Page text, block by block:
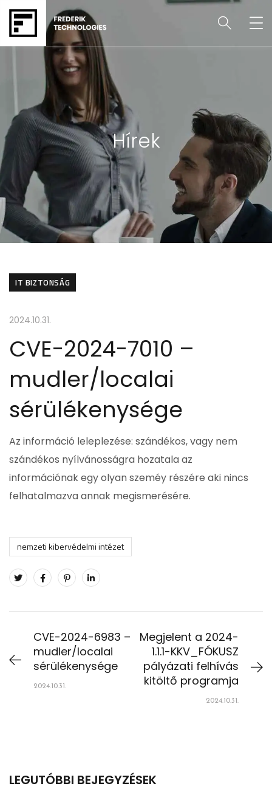
Hírek
IT BIZTONSÁG
2024.10.31.
CVE-2024-7010 –
mudler/localai
sérülékenysége
Az információ leleplezése: szándékos, vagy nem
szándékos nyílvánosságra hozatala az
információnak egy olyan szeméy részére aki nincs
felhatalmazva annak megismerésére.
nemzeti kibervédelmi intézet
CVE-2024-6983 –
mudler/localai
sérülékenysége
2024.10.31.
Megjelent a 2024-
1.1.1-KKV_FÓKUSZ
pályázati felhívás
kitöltő programja
2024.10.31.
LEGUTÓBBI BEJEGYZÉSEK